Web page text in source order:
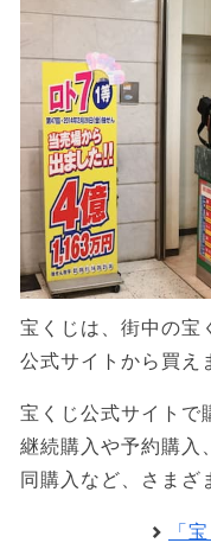
宝くじは、街中の宝
公式サイトから買え
宝くじ公式サイトで
継続購入や予約購入
同購入など、さまざ
「